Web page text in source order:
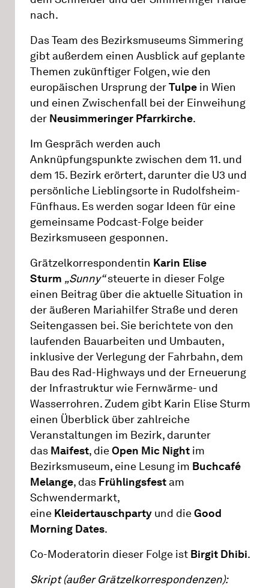
nach.
Das Team des Bezirksmuseums Simmering
gibt außerdem einen Ausblick auf geplante
Themen zukünftiger Folgen, wie den
europäischen Ursprung derTulpe in Wien
und einen Zwischenfall bei der Einweihung
der Neusimmeringer Pfarrkirche.
Im Gespräch werden auch
Anknüpfungspunkte zwischen dem 11. und
dem 15. Bezirk erörtert, darunter die U3 und
persönliche Lieblingsorte in Rudolfsheim-
Fünfhaus. Es werden sogar Ideen für eine
gemeinsame Podcast-Folge beider
Bezirksmuseen gesponnen.
Grätzelkorrespondentin Karin Elise
Sturm „Sunny“steuerte in dieser Folge
einen Beitrag über die aktuelle Situation in
der äußeren Mariahilfer Straße und deren
Seitengassen bei. Sie berichtete von den
laufenden Bauarbeiten und Umbauten,
inklusive der Verlegung der Fahrbahn, dem
Bau des Rad-Highways und der Erneuerung
der Infrastruktur wie Fernwärme- und
Wasserrohren. Zudem gibt Karin Elise Sturm
einen Überblick über zahlreiche
Veranstaltungen im Bezirk, darunter
das Maifest, dieOpen Mic Night im
Bezirksmuseum, eine Lesung im Buchcafé
Melange, das Frühlingsfest am
Schwendermarkt,
eine Kleidertauschparty und dieGood
Morning Dates.
Co-Moderatorin dieser Folge ist Birgit Dhibi.
Skript (außer Grätzelkorrespondenzen):